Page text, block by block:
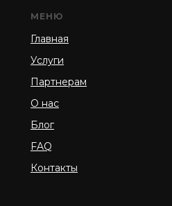
МЕНЮ
Главная
Услуги
Партнерам
О нас
Блог
FAQ
Контакты